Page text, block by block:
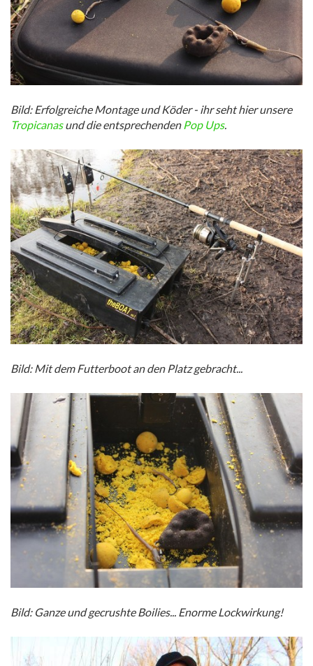
Bild: Erfolgreiche Montage und Köder - ihr seht hier unsere
Tropicanasund die entsprechenden Pop Ups.
Bild: Mit dem Futterboot an den Platz gebracht...
Bild: Ganze und gecrushte Boilies... Enorme Lockwirkung!